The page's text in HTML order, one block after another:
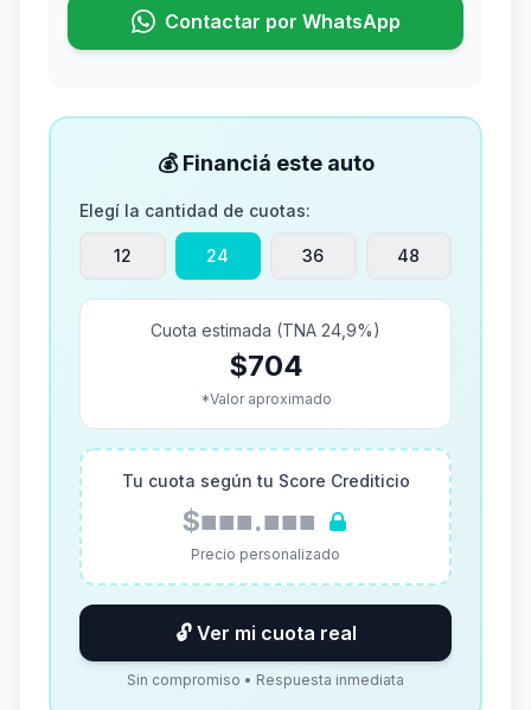
Contactar por WhatsApp
💰 Financiá este auto
Elegí la cantidad de cuotas:
12 24 36 48
Cuota estimada (TNA 24,9%)
$704
*Valor aproximado
Tu cuota según tu Score Crediticio
$■■■.■■■
Precio personalizado
🔓 Ver mi cuota real
Sin compromiso • Respuesta inmediata